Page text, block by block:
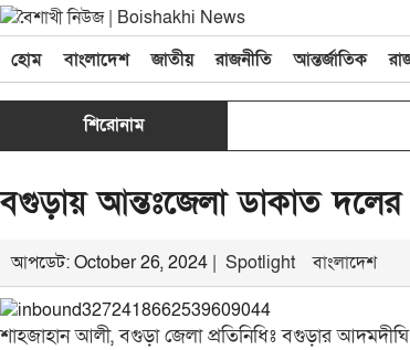
হোম বাংলাদেশ জাতীয় রাজনীতি আন্তর্জাতিক
শিরোনাম
বগুড়ায় আন্তঃজেলা ডাকাত
আপডেট: October 26, 2024 | Spotlight বাংলাদেশ
শাহজাহান আলী, বগুড়া জেলা প্রতিনিধিঃ বগুড়ার